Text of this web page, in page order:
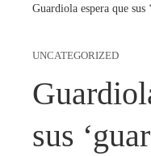
Guardiola espera que sus
UNCATEGORIZED
sus